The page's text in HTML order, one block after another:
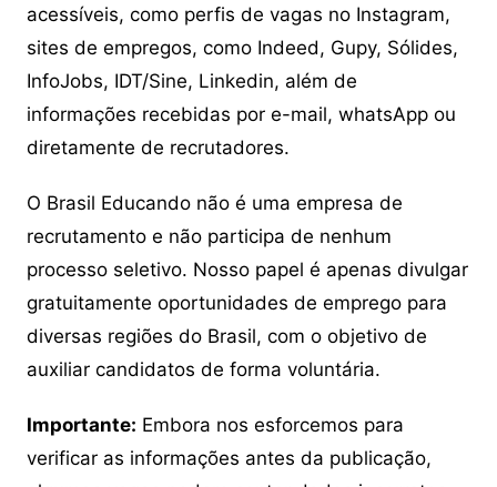
acessíveis, como perfis de vagas no Instagram,
sites de empregos, como Indeed, Gupy, Sólides,
InfoJobs, IDT/Sine, Linkedin, além de
informações recebidas por e-mail, whatsApp ou
diretamente de recrutadores.
O Brasil Educando não é uma empresa de
recrutamento e não participa de nenhum
processo seletivo. Nosso papel é apenas divulgar
gratuitamente oportunidades de emprego para
diversas regiões do Brasil, com o objetivo de
auxiliar candidatos de forma voluntária.
Importante: Embora nos esforcemos para
verificar as informações antes da publicação,